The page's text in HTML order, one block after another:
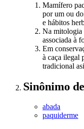
Mamífero
por um ou
e hábitos
Na mitologia
associada à
Em
à caça ilegal
tradicional
Sinônimo de
abada
paquiderme